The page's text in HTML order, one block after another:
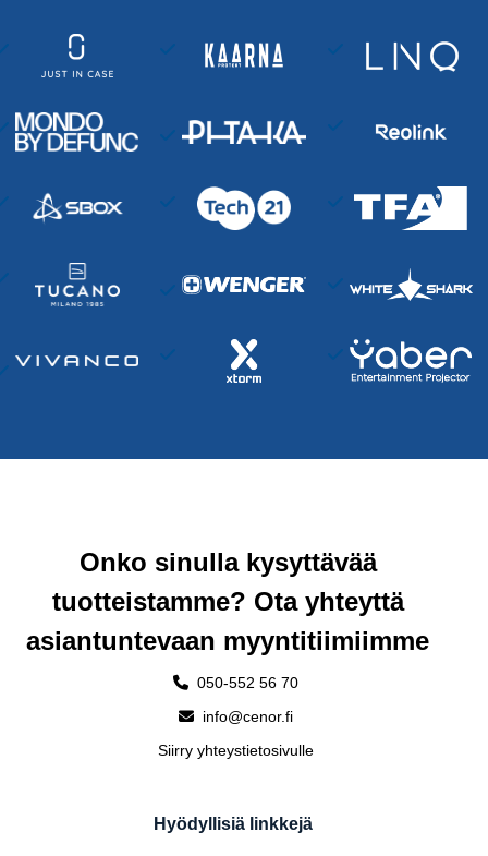
Onko sinulla kysyttävää
tuotteistamme? Ota yhteyttä
asiantuntevaan myyntitiimiimme
050-552 56 70
info@cenor.fi
Siirry yhteystietosivulle
Hyödyllisiä linkkejä